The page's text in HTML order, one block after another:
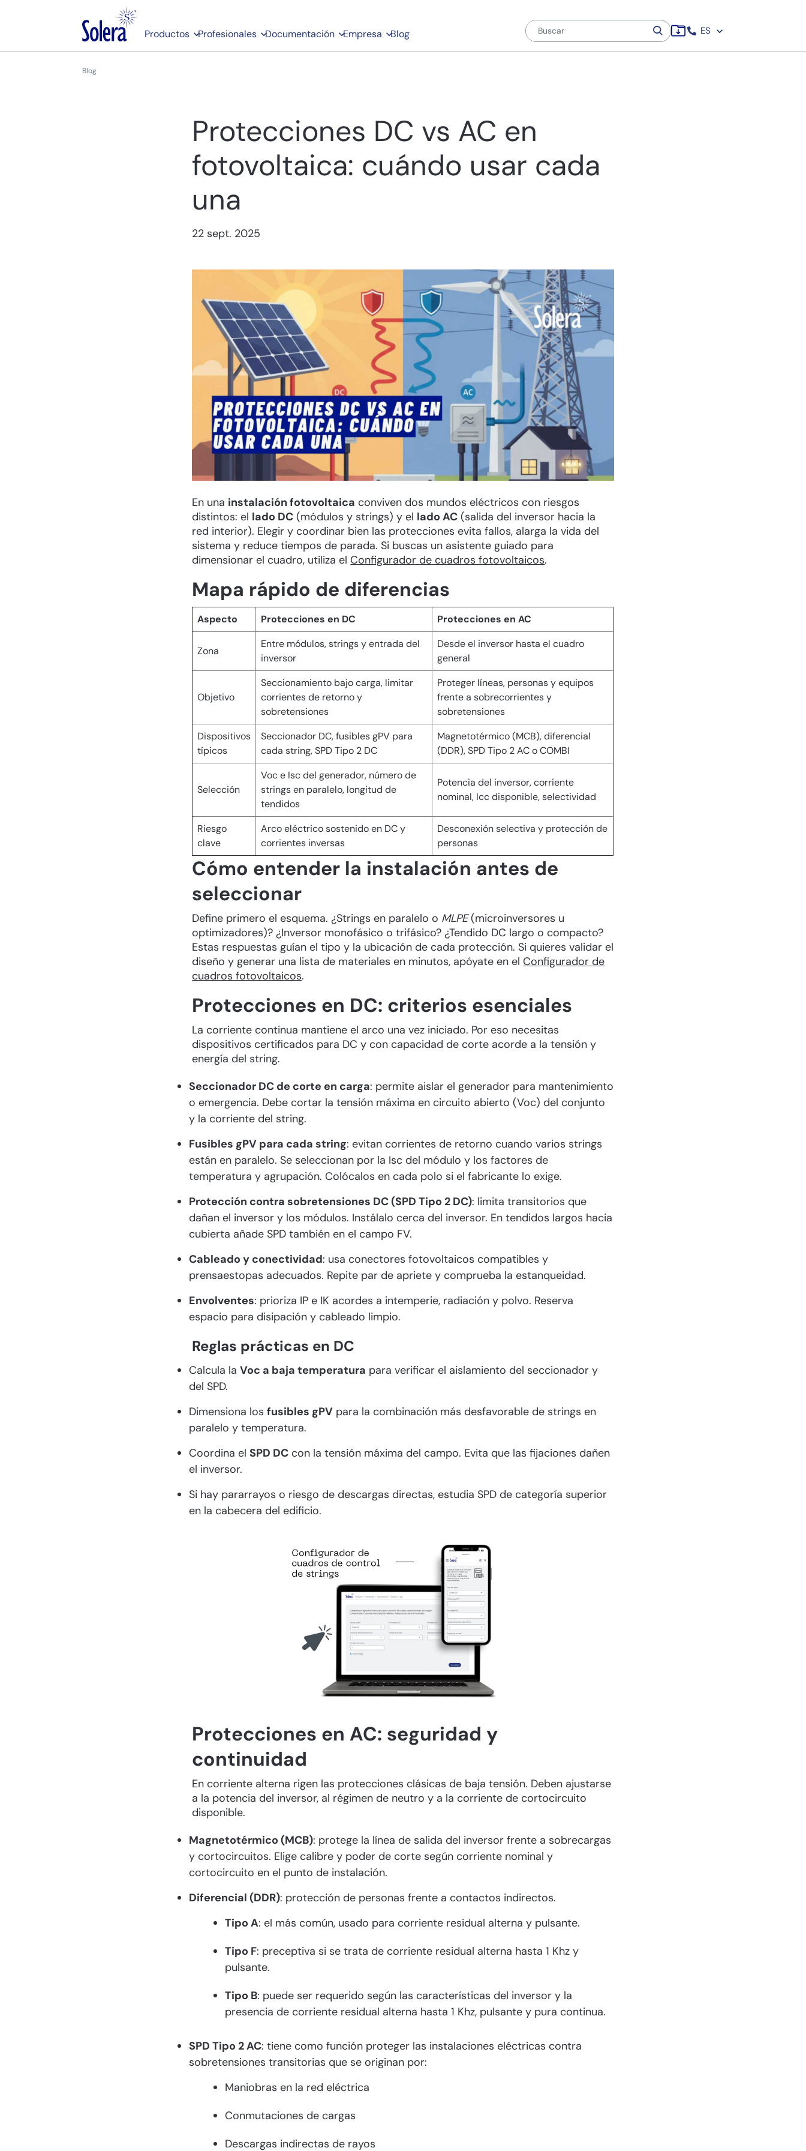
Productos Profesionales Documentación Empresa Blog ES
Blog
Protecciones DC vs AC en
fotovoltaica: cuándo usar cada
una
22 sept. 2025
En una instalación fotovoltaica conviven dos mundos eléctricos con riesgos
distintos: el lado DC (módulos y strings) y el lado AC (salida del inversor hacia la
red interior). Elegir y coordinar bien las protecciones evita fallos, alarga la vida del
sistema y reduce tiempos de parada. Si buscas un asistente guiado para
dimensionar el cuadro, utiliza el Configurador de cuadros fotovoltaicos.
Mapa rápido de diferencias
Aspecto Protecciones en DC Protecciones en AC
Zona
Entre módulos, strings y entrada del
inversor
Desde el inversor hasta el cuadro
general
Objetivo
Seccionamiento bajo carga, limitar
corrientes de retorno y
sobretensiones
Proteger líneas, personas y equipos
frente a sobrecorrientes y
sobretensiones
Dispositivos
típicos
Seccionador DC, fusibles gPV para
cada string, SPD Tipo 2 DC
Magnetotérmico (MCB), diferencial
(DDR), SPD Tipo 2 AC o COMBI
Selección
Voc e Isc del generador, número de
strings en paralelo, longitud de
tendidos
Potencia del inversor, corriente
nominal, Icc disponible, selectividad
Riesgo
clave
Arco eléctrico sostenido en DC y
corrientes inversas
Desconexión selectiva y protección de
personas
Cómo entender la instalación antes de
seleccionar
Define primero el esquema. ¿Strings en paralelo o MLPE(microinversores u
optimizadores)? ¿Inversor monofásico o trifásico? ¿Tendido DC largo o compacto?
Estas respuestas guían el tipo y la ubicación de cada protección. Si quieres validar el
diseño y generar una lista de materiales en minutos, apóyate en el Configurador de
cuadros fotovoltaicos.
Protecciones en DC: criterios esenciales
La corriente continua mantiene el arco una vez iniciado. Por eso necesitas
dispositivos certificados para DC y con capacidad de corte acorde a la tensión y
energía del string.
Seccionador DC de corte en carga: permite aislar el generador para mantenimiento
o emergencia. Debe cortar la tensión máxima en circuito abierto (Voc) del conjunto
y la corriente del string.
Fusibles gPV para cada string: evitan corrientes de retorno cuando varios strings
están en paralelo. Se seleccionan por la Isc del módulo y los factores de
temperatura y agrupación. Colócalos en cada polo si el fabricante lo exige.
Protección contra sobretensiones DC (SPD Tipo 2 DC): limita transitorios que
dañan el inversor y los módulos. Instálalo cerca del inversor. En tendidos largos hacia
cubierta añade SPD también en el campo FV.
Cableado y conectividad: usa conectores fotovoltaicos compatibles y
prensaestopas adecuados. Repite par de apriete y comprueba la estanqueidad.
Envolventes: prioriza IP e IK acordes a intemperie, radiación y polvo. Reserva
espacio para disipación y cableado limpio.
Reglas prácticas en DC
Calcula laVoc a baja temperatura para verificar el aislamiento del seccionador y
del SPD.
Dimensiona losfusibles gPV para la combinación más desfavorable de strings en
paralelo y temperatura.
Coordina el SPD DC con la tensión máxima del campo. Evita que las fijaciones dañen
el inversor.
Si hay pararrayos o riesgo de descargas directas, estudia SPD de categoría superior
en la cabecera del edificio.
Protecciones en AC: seguridad y
continuidad
En corriente alterna rigen las protecciones clásicas de baja tensión. Deben ajustarse
a la potencia del inversor, al régimen de neutro y a la corriente de cortocircuito
disponible.
Magnetotérmico (MCB): protege la línea de salida del inversor frente a sobrecargas
y cortocircuitos. Elige calibre y poder de corte según corriente nominal y
cortocircuito en el punto de instalación.
Diferencial (DDR): protección de personas frente a contactos indirectos.
Tipo A: el más común, usado para corriente residual alterna y pulsante.
Tipo F: preceptiva si se trata de corriente residual alterna hasta 1 Khz y
pulsante.
Tipo B: puede ser requerido según las características del inversor y la
presencia de corriente residual alterna hasta 1 Khz, pulsante y pura continua.
SPD Tipo 2 AC: tiene como función proteger las instalaciones eléctricas contra
sobretensiones transitorias que se originan por:
Maniobras en la red eléctrica
Conmutaciones de cargas
Descargas indirectas de rayos